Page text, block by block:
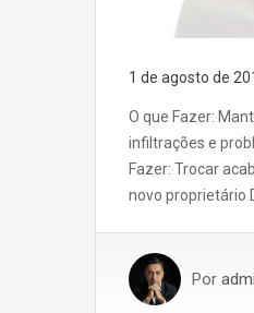
1 de agosto de
O que Fazer:
infiltrações e
Fazer: Trocar
novo proprietário
Por